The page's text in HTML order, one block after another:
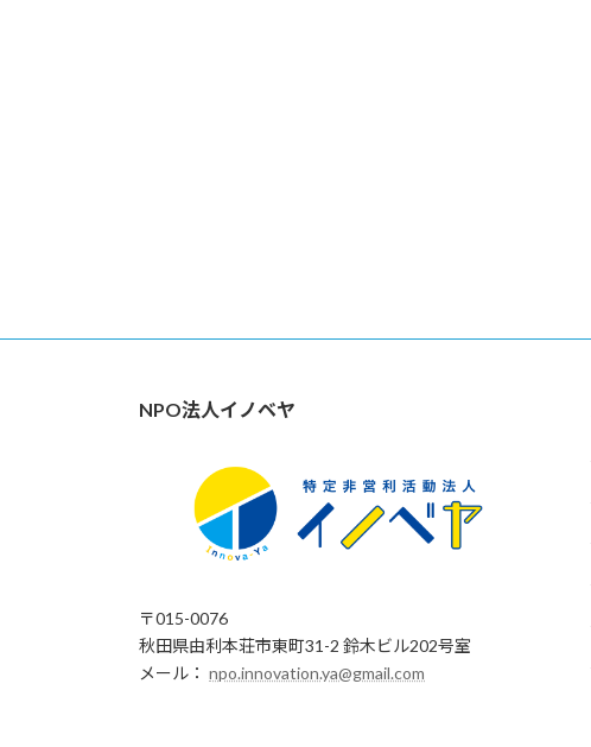
NPO法人イノベヤ
〒015-0076
秋田県由利本荘市東町31-2 鈴木ビル202号室
メール： npo.innovation.ya@gmail.com